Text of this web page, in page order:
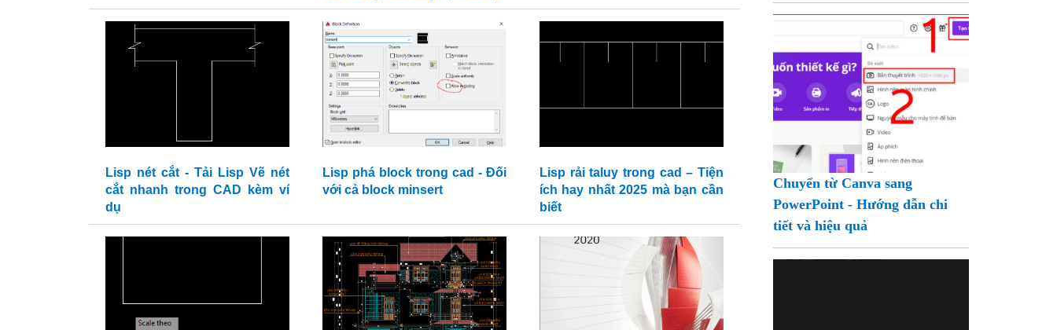
Lisp nét cắt - Tải Lisp Vẽ nét
cắt nhanh trong CAD kèm ví
dụ
Lisp phá block trong cad - Đối
với cả block minsert
Lisp rải taluy trong cad – Tiện
ích hay nhất 2025 mà bạn cần
biết
Chuyển từ Canva sang
PowerPoint - Hướng dẫn chi
tiết và hiệu quả